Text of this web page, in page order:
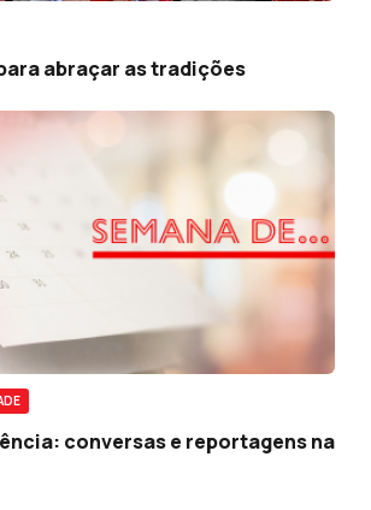
abraçar as tradições
conversas e reportagens na